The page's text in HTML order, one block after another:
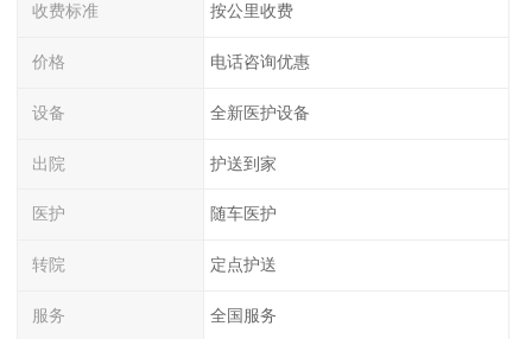
收费标准 按公里收费
价格 电话咨询优惠
设备 全新医护设备
出院 护送到家
医护 随车医护
转院 定点护送
服务 全国服务